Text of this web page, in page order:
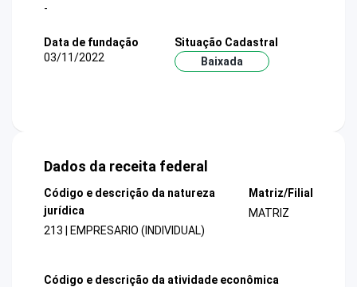
-
Data de fundação
03/11/2022
Situação Cadastral
Baixada
Dados da receita federal
Código e descrição da natureza
jurídica
213 | EMPRESARIO (INDIVIDUAL)
Matriz/Filial
MATRIZ
Código e descrição da atividade econômica